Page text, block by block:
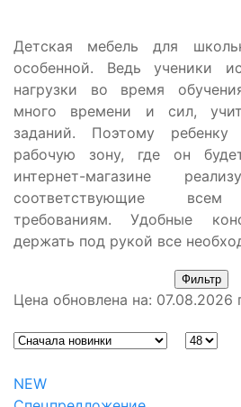
Детская мебель для
особенной. Ведь ученики
нагрузки во время
много времени и сил,
заданий. Поэтому ребенку
рабочую зону, где он
интернет-магазине
соответствующие всем
требованиям. Удобные
держать под рукой все
Фильтр
Цена обновлена на: 07.08.2026
NEW